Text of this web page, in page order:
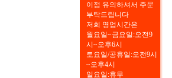
이점 유의하셔서 주문
부탁드립니다
저희 영업시간은
월요일~금요일:오전9
시~오후6시
토요일/공휴일:오전9시
~오후4시
일요일:휴무